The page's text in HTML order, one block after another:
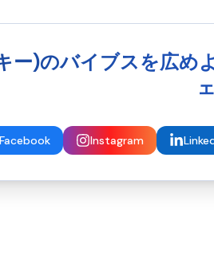
ー)のバイブスを広
Facebook Instagram